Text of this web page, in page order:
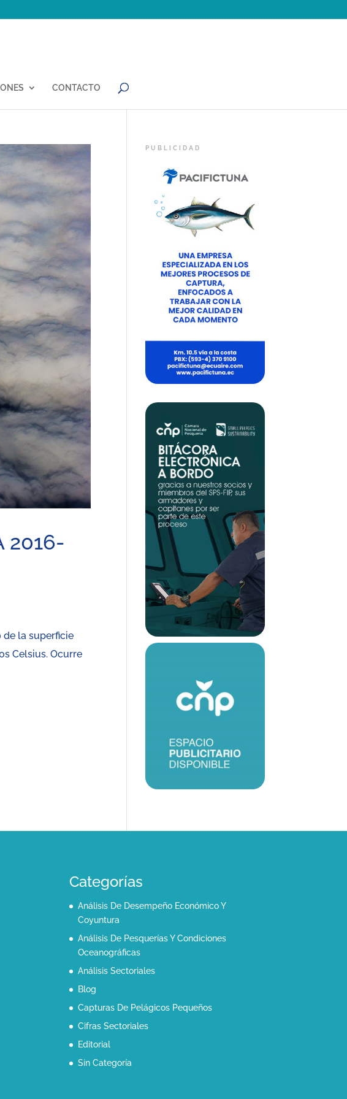
CONTACTO
2016-
de la superficie
Celsius. Ocurre
Categorías
Análisis De Desempeño Económico Y
Coyuntura
Análisis De Pesquerías Y Condiciones
Oceanográficas
Análisis Sectoriales
Blog
Capturas De Pelágicos Pequeños
Cifras Sectoriales
Editorial
Sin Categoría